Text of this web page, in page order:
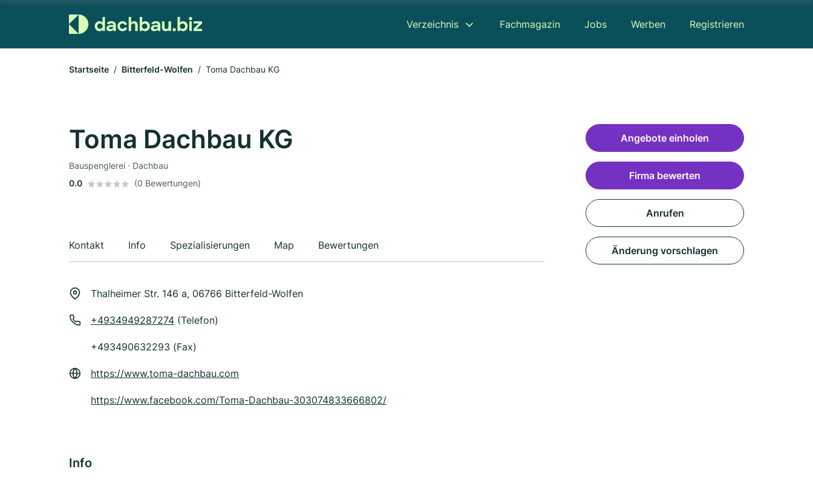
Verzeichnis Fachmagazin Jobs Werben Registrieren
Startseite Bitterfeld-Wolfen Toma Dachbau KG
Toma Dachbau KG
Bauspenglerei · Dachbau
0.0
(0 Bewertungen)
Kontakt Info Spezialisierungen Map Bewertungen
Thalheimer Str. 146 a, 06766 Bitterfeld-Wolfen
+4934949287274 (Telefon)
+493490632293 (Fax)
https://www.toma-dachbau.com
https://www.facebook.com/Toma-Dachbau-303074833666802/
Info
Angebote einholen
Firma bewerten
Anrufen
Änderung vorschlagen